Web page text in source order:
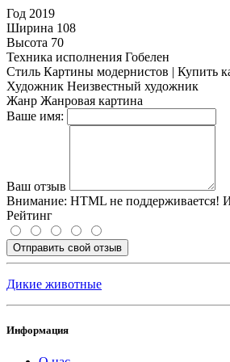
Год 2019
Ширина 108
Высота 70
Техника исполнения Гобелен
Стиль Картины модернистов | Купить
Художник Неизвестный художник
Жанр Жанровая картина
Ваше имя:
Ваш отзыв
Внимание: HTML не поддерживается!
Рейтинг
Отправить свой отзыв
Дикие животные
Информация